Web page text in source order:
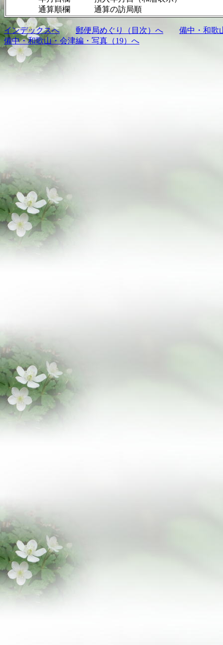
通算順欄 通算の訪局順
インデックスへ 郵便局めぐり（目次）へ
備中・和歌
備中・和歌山・会津編・写真（19）へ